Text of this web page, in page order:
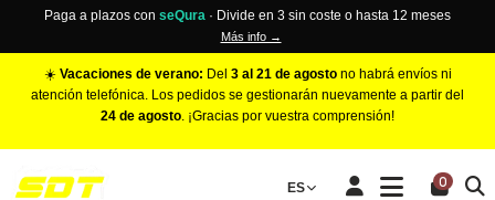
Paga a plazos con seQura · Divide en 3 sin coste o hasta 12 meses
Más info →
☀️ Vacaciones de verano: Del 3 al 21 de agostono habrá envíos ni
atención telefónica. Los pedidos se gestionarán nuevamente a partir del
24 de agosto. ¡Gracias por vuestra comprensión!
ES 0
Make